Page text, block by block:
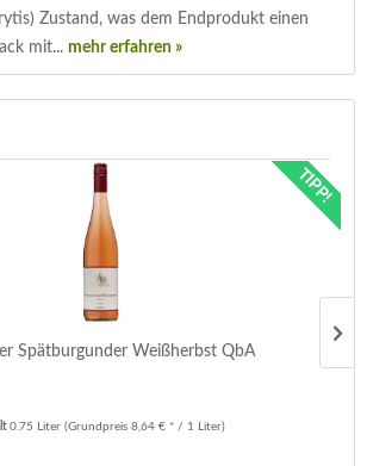
Zustand, was dem Endprodukt einen
mit... mehr erfahren »
TIPP!
Spätburgunder Weißherbst QbA
0.75 Liter (Grundpreis 8,64 € * / 1 Liter)